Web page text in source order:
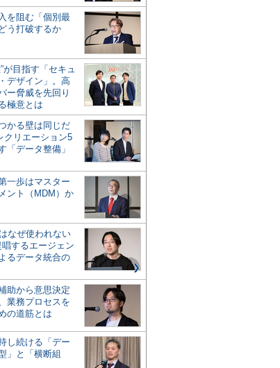
を阻む「個別最
う打破するか
が目指す「セキュ
デザイン」。高
ー脅威を先回り
極意とは
かる壁は同じだ
クリエーション5
「データ整備」
一歩はマスター
ント（MDM）か
なぜ使われない
するエージェン
るデータ統合の
助から意思決定
業務プロセスを
の道筋とは
し続ける「デー
」と「横断組